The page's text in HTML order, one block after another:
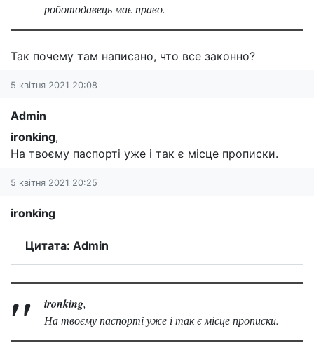
роботодавець має право.
Так почему там написано, что все законно?
5 квітня 2021 20:08
Admin
ironking,
На твоєму паспорті уже і так є місце прописки.
5 квітня 2021 20:25
ironking
Цитата: Admin
ironking,
На твоєму паспорті уже і так є місце прописки.